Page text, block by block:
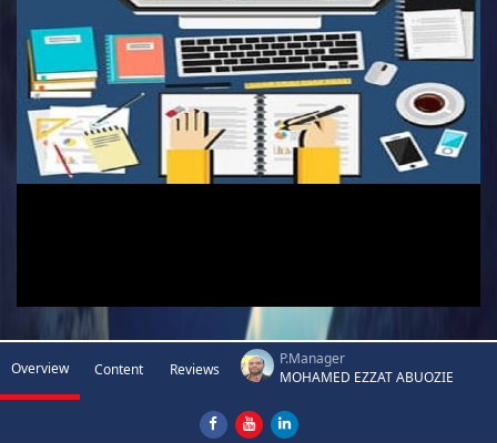
Overview Content Reviews
P.Manager
MOHAMED EZZAT ABUOZIE